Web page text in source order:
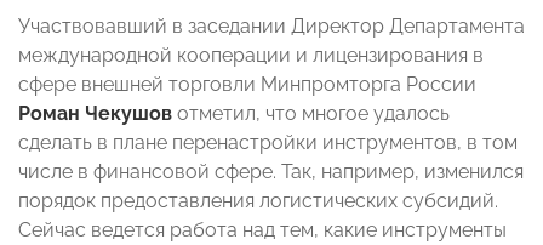
Участвовавший в заседании Директор Департамента
международной кооперации и лицензирования в
сфере внешней торговли Минпромторга России
Роман Чекушов отметил, что многое удалось
сделать в плане перенастройки инструментов, в том
числе в финансовой сфере. Так, например, изменился
порядок предоставления логистических субсидий.
Сейчас ведется работа над тем, какие инструменты